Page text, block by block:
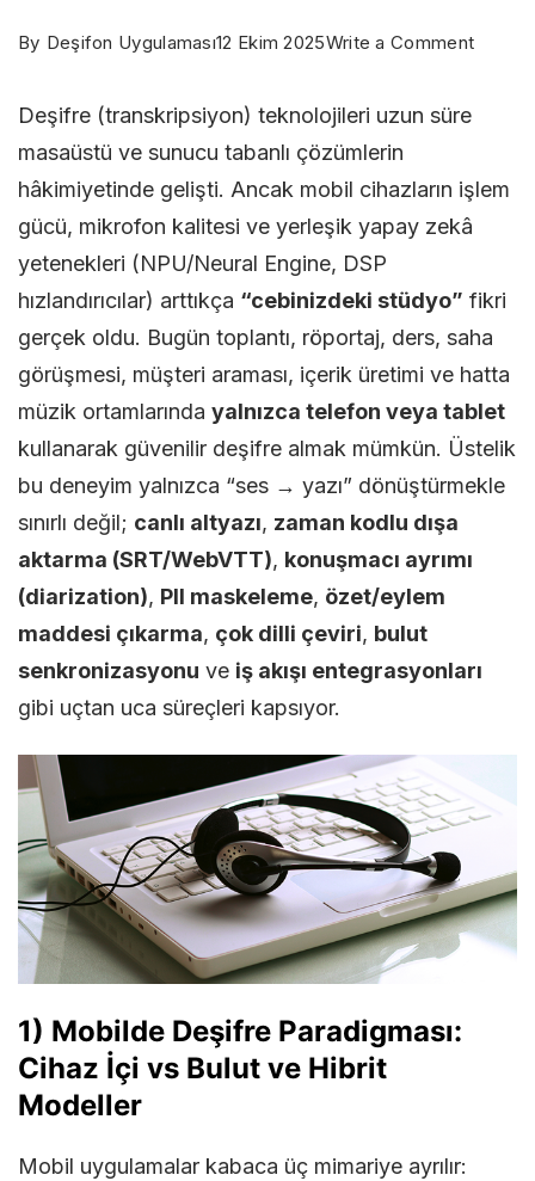
By Deşifon Uygulaması12 Ekim 2025Write a Commenton
Deşifre (transkripsiyon) teknolojileri uzun süre
masaüstü ve sunucu tabanlı çözümlerin
hâkimiyetinde gelişti. Ancak mobil cihazların işlem
gücü, mikrofon kalitesi ve yerleşik yapay zekâ
yetenekleri (NPU/Neural Engine, DSP
hızlandırıcılar) arttıkça “cebinizdeki stüdyo” fikri
gerçek oldu. Bugün toplantı, röportaj, ders, saha
görüşmesi, müşteri araması, içerik üretimi ve hatta
müzik ortamlarında yalnızca telefon veya tablet
kullanarak güvenilir deşifre almak mümkün. Üstelik
bu deneyim yalnızca “ses → yazı” dönüştürmekle
sınırlı değil; canlı altyazı, zaman kodlu dışa
aktarma (SRT/WebVTT), konuşmacı ayrımı
(diarization), PII maskeleme, özet/eylem
maddesi çıkarma, çok dilli çeviri, bulut
senkronizasyonu ve iş akışı entegrasyonları
gibi uçtan uca süreçleri kapsıyor.
1) Mobilde Deşifre Paradigması:
Cihaz İçi vs Bulut ve Hibrit
Modeller
Mobil uygulamalar kabaca üç mimariye ayrılır: